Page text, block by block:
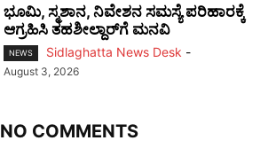
ಭೂಮಿ, ಸ್ಮಶಾನ, ನಿವೇಶನ ಸಮಸ್ಯೆ ಪರಿಹಾರಕ್ಕೆ
ಆಗ್ರಹಿಸಿ ತಹಶೀಲ್ದಾರ್‌ಗೆ ಮನವಿ
NEWS Sidlaghatta News Desk -
August 3, 2026
NO COMMENTS